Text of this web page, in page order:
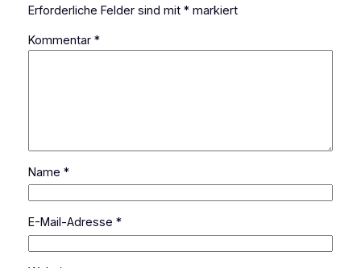
Erforderliche Felder sind mit *markiert
Kommentar *
Name *
E-Mail-Adresse *